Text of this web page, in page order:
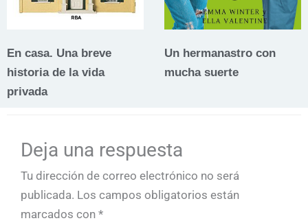
En casa. Una breve
historia de la vida
privada
Un hermanastro con
mucha suerte
Deja una respuesta
Tu dirección de correo electrónico no será
publicada. Los campos obligatorios están
marcados con *